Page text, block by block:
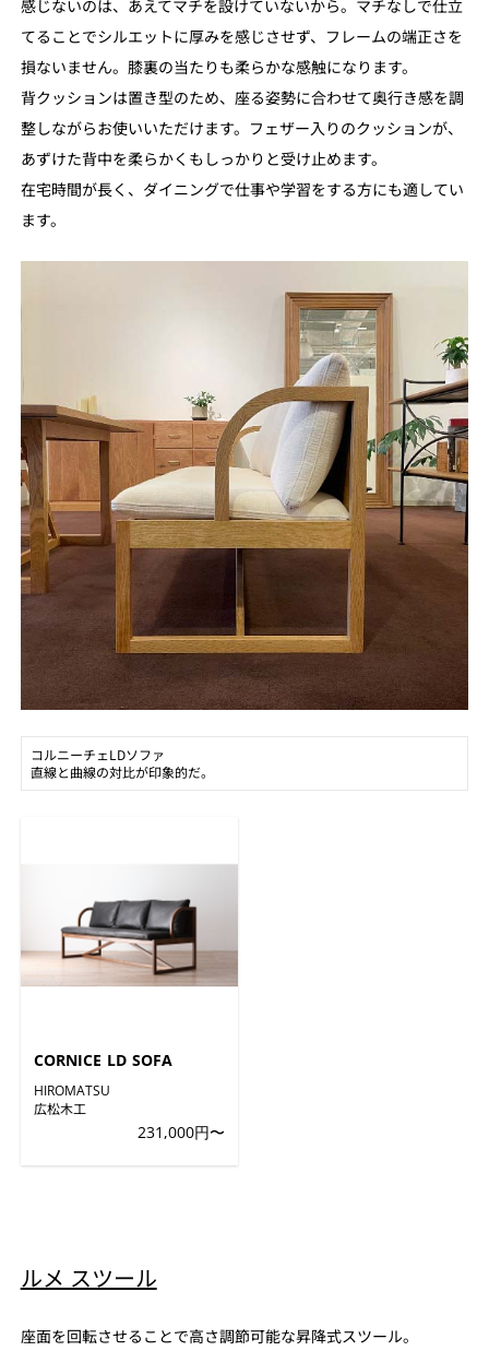
感じないのは、あえてマチを設けていないから。マチなしで仕立
てることでシルエットに厚みを感じさせず、フレームの端正さを
損ないません。膝裏の当たりも柔らかな感触になります。
背クッションは置き型のため、座る姿勢に合わせて奥行き感を調
整しながらお使いいただけます。フェザー入りのクッションが、
あずけた背中を柔らかくもしっかりと受け止めます。
在宅時間が長く、ダイニングで仕事や学習をする方にも適してい
ます。
コルニーチェLDソファ
直線と曲線の対比が印象的だ。
CORNICE LD SOFA
HIROMATSU
広松木工
231,000円〜
ルメ スツール
座面を回転させることで高さ調節可能な昇降式スツール。